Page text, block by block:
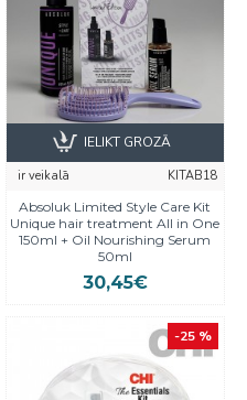
ir veikalā
KITAB18
Absoluk Limited Style Care Kit
Unique hair treatment All in One
150ml + Oil Nourishing Serum
50ml
30,45€
IELIKT GROZĀ
-25 %